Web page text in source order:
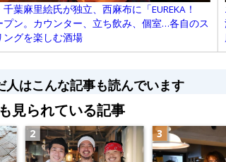
葉麻里絵氏が独立、西麻布に「EUREKA！
プン。カウンター、立ち飲み、個室…各自のス
ングを楽しむ酒場
人はこんな記事も読んでいます
見られている記事